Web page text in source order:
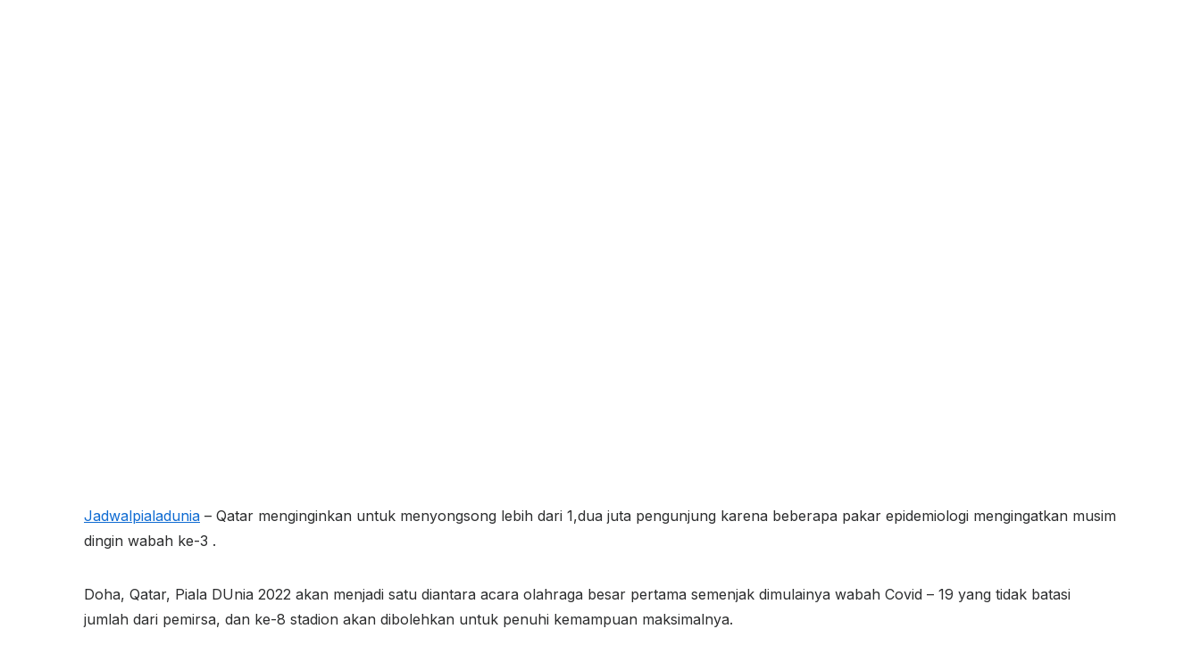
Jadwalpialadunia – Qatar menginginkan untuk menyongsong lebih dari 1,dua juta pengunjung karena beberapa pakar epidemiologi mengingatkan musim
dingin wabah ke-3 .
Doha, Qatar, Piala DUnia 2022 akan menjadi satu diantara acara olahraga besar pertama semenjak dimulainya wabah Covid – 19 yang tidak batasi
jumlah dari pemirsa, dan ke-8 stadion akan dibolehkan untuk penuhi kemampuan maksimalnya.